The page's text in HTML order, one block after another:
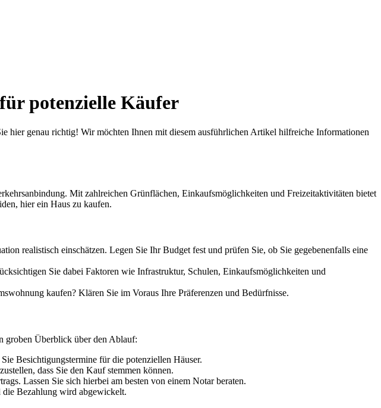
potenzielle Käufer
hier genau richtig! Wir möchten Ihnen mit diesem ausführlichen Artikel hilfreiche Informationen
Mit zahlreichen Grünflächen, Einkaufsmöglichkeiten und Freizeitaktivitäten bietet
hier ein Haus zu kaufen.
realistisch einschätzen. Legen Sie Ihr Budget fest und prüfen Sie, ob Sie gegebenenfalls eine
Sie dabei Faktoren wie Infrastruktur, Schulen, Einkaufsmöglichkeiten und
kaufen? Klären Sie im Voraus Ihre Präferenzen und Bedürfnisse.
groben Überblick über den Ablauf:
Besichtigungstermine für die potenziellen Häuser.
dass Sie den Kauf stemmen können.
Lassen Sie sich hierbei am besten von einem Notar beraten.
die Bezahlung wird abgewickelt.